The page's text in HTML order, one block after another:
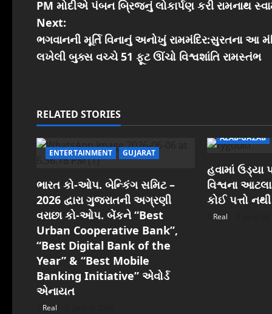
o
s
t
a
v
g
a
t
i
o
PM મોદીએ પંબન બ્રિજનું લોકાર્પણ કરી રામનાથ
Next:
ભગવાનની મૂર્તિ વિનાનું અનોખું રામમંદિર:સુરતના આ
લખેલી બુક્સ વચ્ચે 51 ફૂટ ઊંચો વિશ્વશાંતિ રામસ્તંભ
RELATED STORIES
ENTERTAINMENT GUJARAT
ભારત કો-ઓપ. બેન્કિંગ સમિટ –
2026 દ્વારા ગુજરાતની અગ્રણી
વરાછા કો-ઓપ. બેંકને “Best
Urban Cooperative Bank”,
“Best Digital Bank of the
Year” & “Best Mobile
Banking Initiative” એવોર્ડ
એનાયત
Real
AZAB-GAZAB
હવામાં
વિશ્વના
કોઈ પત્તો
Real